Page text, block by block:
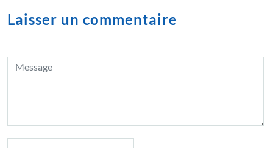
Laisser un commentaire